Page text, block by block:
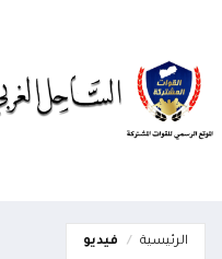
الرئيسية فيديو